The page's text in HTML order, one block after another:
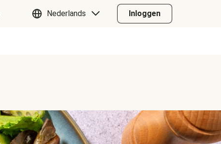
Nederlands Inloggen